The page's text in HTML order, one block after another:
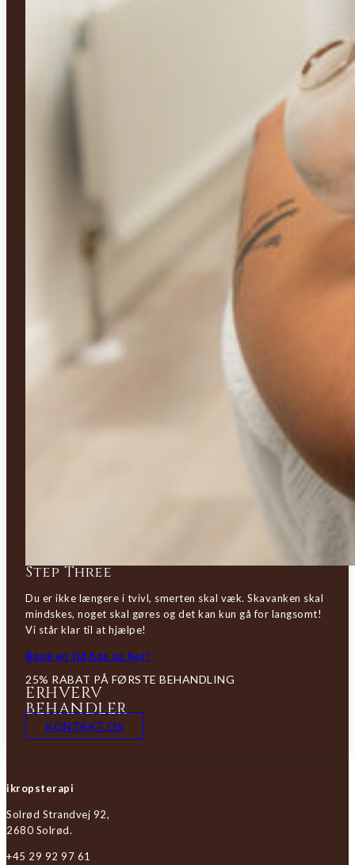
Step Three
Du er ikke længere i tvivl, smerten skal væk. Skavanken skal
mindskes, noget skal gøres og det kan kun gå for langsomt!
Vi står klar til at hjælpe!
Book en tid hos os her!
25% RABAT PÅ FØRSTE BEHANDLING
ERHVERV
BEHANDLER
KONTAKT OS
ikropsterapi
Solrød Strandvej 92,
2680 Solrød.
+45 29 92 97 61